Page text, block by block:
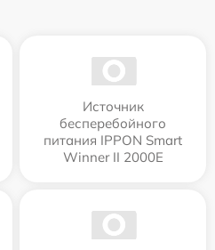
Источник
бесперебойного
питания IPPON Smart
Winner II 2000E